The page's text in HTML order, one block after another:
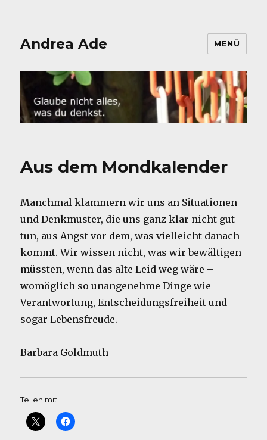
Andrea Ade MENÜ
Aus dem Mondkalender
Manchmal klammern wir uns an Situationen
und Denkmuster, die uns ganz klar nicht gut
tun, aus Angst vor dem, was vielleicht danach
kommt. Wir wissen nicht, was wir bewältigen
müssten, wenn das alte Leid weg wäre –
womöglich so unangenehme Dinge wie
Verantwortung, Entscheidungsfreiheit und
sogar Lebensfreude.
Barbara Goldmuth
Teilen mit: